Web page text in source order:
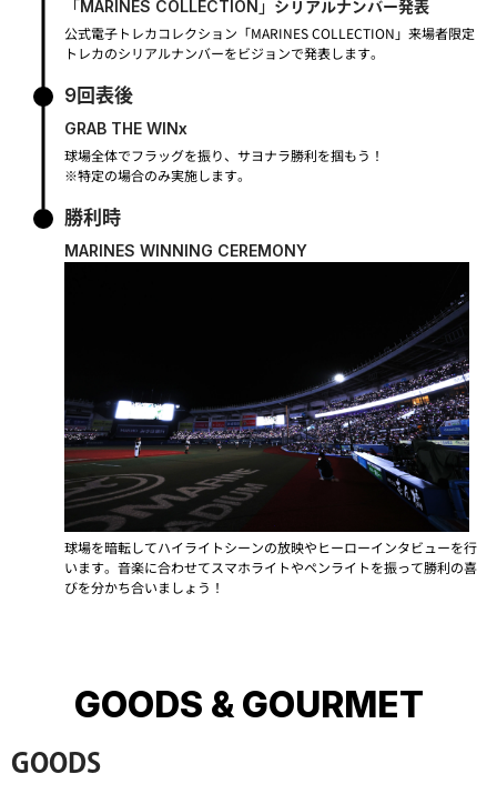
「MARINES COLLECTION」シリアルナンバー発表
公式電子トレカコレクション「MARINES COLLECTION」来場者限定
トレカのシリアルナンバーをビジョンで発表します。
9回表後
GRAB THE WINx
球場全体でフラッグを振り、サヨナラ勝利を掴もう！
※特定の場合のみ実施します。
勝利時
MARINES WINNING CEREMONY
球場を暗転してハイライトシーンの放映やヒーローインタビューを行
います。 音楽に合わせてスマホライトやペンライトを振って勝利の喜
びを分かち合いましょう！
GOODS & GOURMET
GOODS